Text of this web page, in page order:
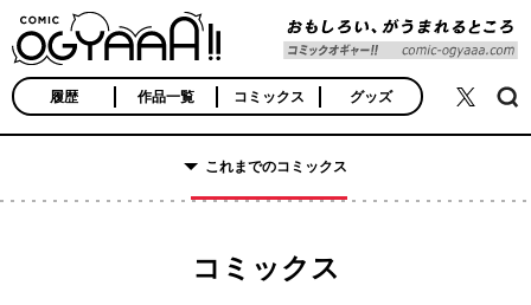
COMIC OGYAAA!!
おもしろい、がうま
れるところ
履歴 作品一覧 コミックス グッズ 公式X検索
これまでのコミックス
コミックス